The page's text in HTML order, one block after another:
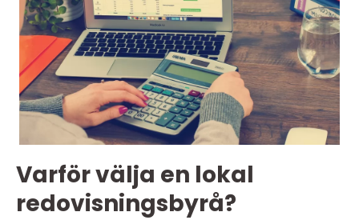
Varför välja en lokal
redovisningsbyrå?